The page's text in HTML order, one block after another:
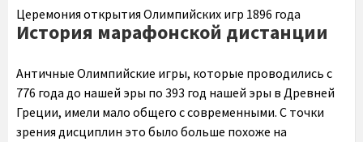
Церемония открытия Олимпийских игр 1896 года
История марафонской дистанции
Античные Олимпийские игры, которые проводились с
776 года до нашей эры по 393 год нашей эры в Древней
Греции, имели мало общего с современными. С точки
зрения дисциплин это было больше похоже на